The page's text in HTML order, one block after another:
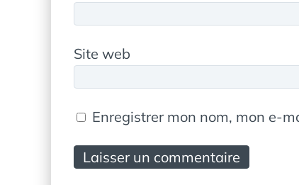
Site web
Enregistrer mon nom, mon e-